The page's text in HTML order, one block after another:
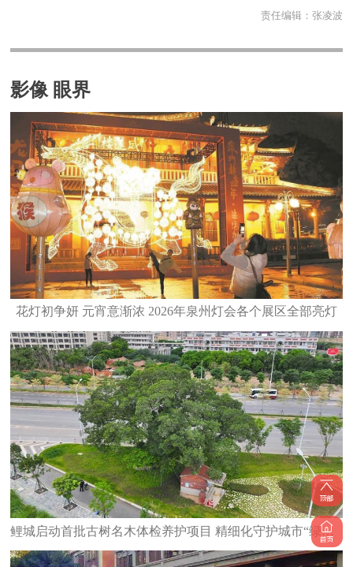
责任编辑： 张凌波
影像 眼界
花灯初争妍 元宵意渐浓 2026年泉州灯会各个展区全部亮灯
鲤城启动首批古树名木体检养护项目 精细化守护城市“绿色文脉”